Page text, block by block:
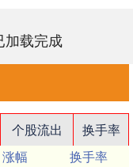
加载完成
个股流出
换手率
涨幅
换手率